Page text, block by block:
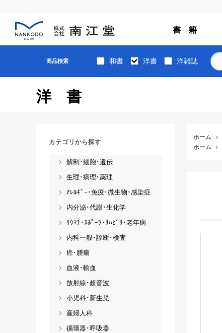
書 籍
商品検索 和書 洋書 洋雑誌
洋書
ホーム
ホーム
カテゴリから探す
解剖･細胞･遺伝
生理･病理･薬理
ｱﾚﾙｷﾞｰ･免疫･微生物･感染症
内分泌･代謝･生化学
ﾘｳﾏﾁ･ｽﾎﾟｰﾂ･ﾘﾊﾋﾞﾘ･老年病
内科一般･診断･検査
癌･腫瘍
血液･輸血
放射線･超音波
小児科･新生児
産婦人科
循環器･呼吸器